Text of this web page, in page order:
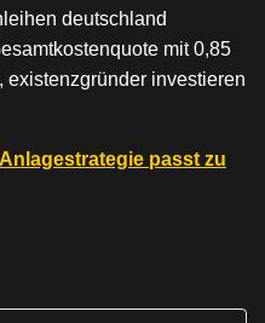
deutschland
mit 0,85
existenzgründer investieren
passt zu